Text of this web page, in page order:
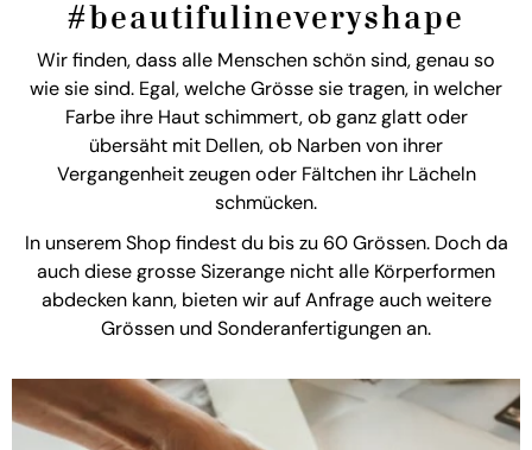
#beautifulineveryshape
Wir finden, dass alle Menschen schön sind, genau so
wie sie sind. Egal, welche Grösse sie tragen, in welcher
Farbe ihre Haut schimmert, ob ganz glatt oder
übersäht mit Dellen, ob Narben von ihrer
Vergangenheit zeugen oder Fältchen ihr Lächeln
schmücken.
In unserem Shop findest du bis zu 60 Grössen. Doch da
auch diese grosse Sizerange nicht alle Körperformen
abdecken kann, bieten wir auf Anfrage auch weitere
Grössen und Sonderanfertigungen an.